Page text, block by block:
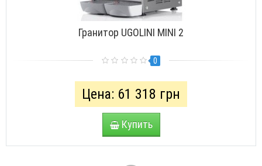
Гранитор UGOLINI MINI 2
0
Цена: 61 318 грн
Купить